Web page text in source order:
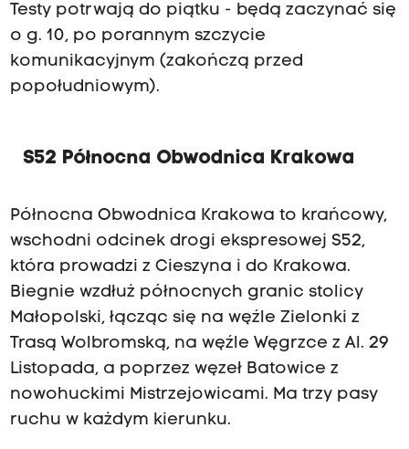
Testy potrwają do piątku - będą zaczynać się
o g. 10, po porannym szczycie
komunikacyjnym (zakończą przed
popołudniowym).
S52 Północna Obwodnica Krakowa
Północna Obwodnica Krakowa to krańcowy,
wschodni odcinek drogi ekspresowej S52,
która prowadzi z Cieszyna i do Krakowa.
Biegnie wzdłuż północnych granic stolicy
Małopolski, łącząc się na węźle Zielonki z
Trasą Wolbromską, na węźle Węgrzce z Al. 29
Listopada, a poprzez węzeł Batowice z
nowohuckimi Mistrzejowicami. Ma trzy pasy
ruchu w każdym kierunku.